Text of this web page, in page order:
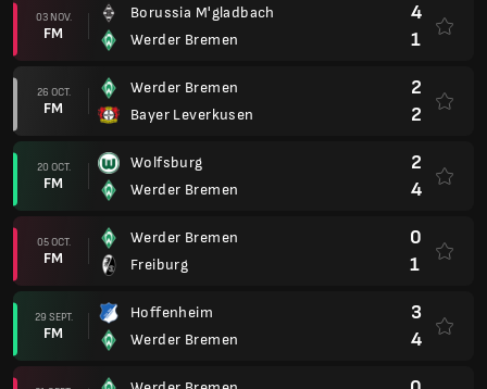
03 NOV.
FM
Borussia M'gladbach
Werder Bremen
4
1
26 OCT.
FM
Werder Bremen
Bayer Leverkusen
2
2
20 OCT.
FM
Wolfsburg
Werder Bremen
2
4
05 OCT.
FM
Werder Bremen
Freiburg
0
1
29 SEPT.
FM
Hoffenheim
Werder Bremen
3
4